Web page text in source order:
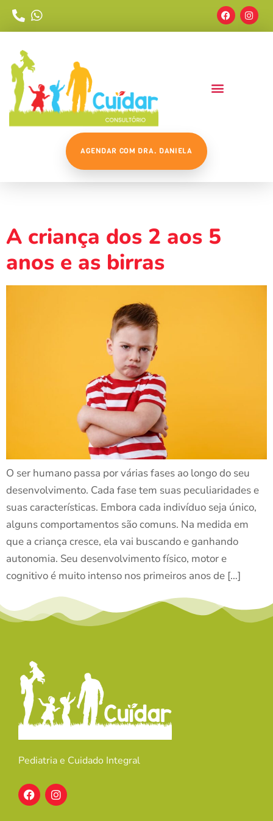
AGENDAR COM DRA. DANIELA
A criança dos 2 aos 5
anos e as birras
O ser humano passa por várias fases ao longo do seu
desenvolvimento. Cada fase tem suas peculiaridades e
suas características. Embora cada indivíduo seja único,
alguns comportamentos são comuns. Na medida em
que a criança cresce, ela vai buscando e ganhando
autonomia. Seu desenvolvimento físico, motor e
cognitivo é muito intenso nos primeiros anos de […]
Pediatria e Cuidado Integral